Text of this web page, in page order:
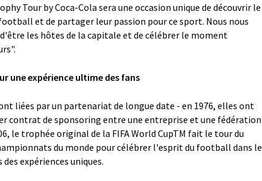
Tour by Coca-Cola sera une occasion unique de découvrir le
et de partager leur passion pour ce sport. Nous nous
les hôtes de la capitale et de célébrer le moment
une expérience ultime des fans
liées par un partenariat de longue date - en 1976, elles ont
contrat de sponsoring entre une entreprise et une fédération
le trophée original de la FIFA World CupTM fait le tour du
du monde pour célébrer l'esprit du football dans le
expériences uniques.